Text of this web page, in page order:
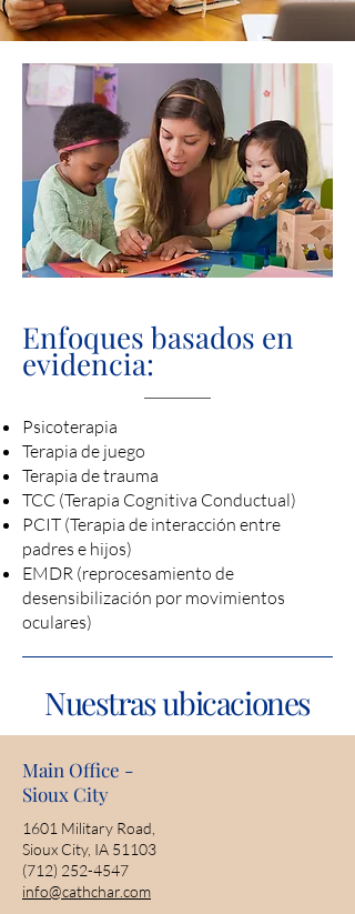
Enfoques basados en
evidencia:
Psicoterapia
Terapia de juego
Terapia de trauma
TCC (Terapia Cognitiva Conductual)
PCIT (Terapia de interacción entre
padres e hijos)
EMDR (reprocesamiento de
desensibilización por movimientos
oculares)
Nuestras ubicaciones
Main Office -
Sioux City
1601 Military Road,
Sioux City, IA 51103
(712) 252-4547
info@cathchar.com